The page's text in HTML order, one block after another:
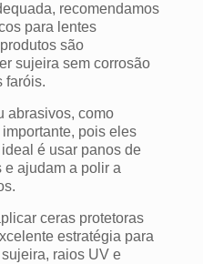
recomendamos
para lentes
são
sujeira sem corrosão
faróis.
abrasivos, como
pois eles
é usar panos de
e ajudam a polir a
ceras protetoras
estratégia para
raios UV e